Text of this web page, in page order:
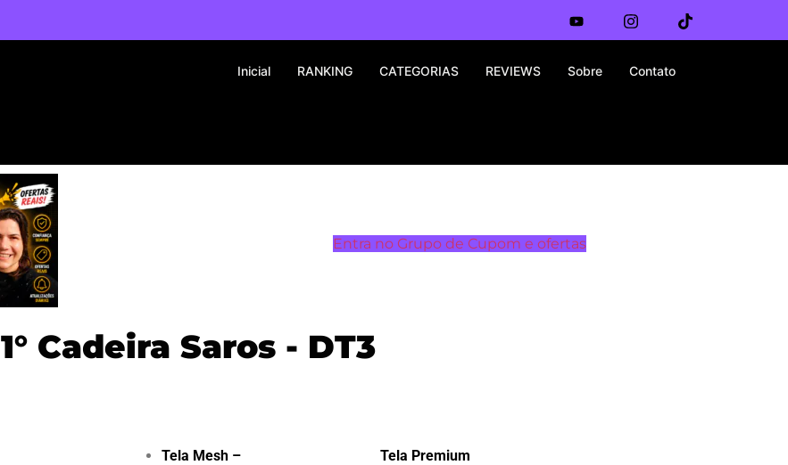
Inicial RANKING CATEGORIAS REVIEWS Sobre Contato
Entra no Grupo de Cupom e ofertas
1° Cadeira Saros - DT3
Tela Mesh – Tela Premium